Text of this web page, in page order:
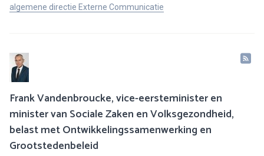
algemene directie Externe Communicatie
Frank Vandenbroucke, vice-eersteminister en
minister van Sociale Zaken en Volksgezondheid,
belast met Ontwikkelingssamenwerking en
Grootstedenbeleid